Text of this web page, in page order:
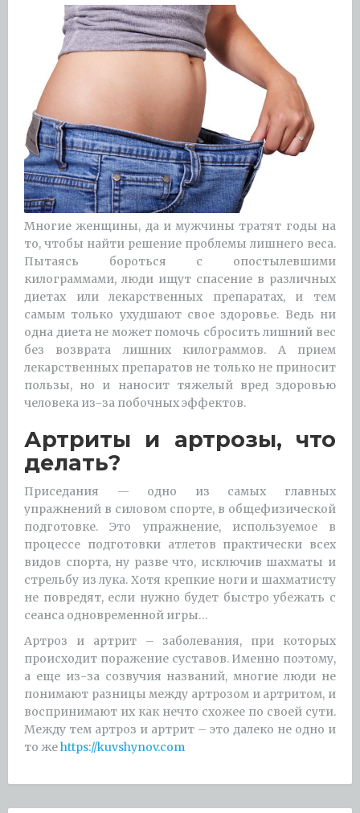
Многие женщины, да и мужчины тратят годы на
то, чтобы найти решение проблемы лишнего веса.
Пытаясь бороться с опостылевшими
килограммами, люди ищут спасение в различных
диетах или лекарственных препаратах, и тем
самым только ухудшают свое здоровье. Ведь ни
одна диета не может помочь сбросить лишний вес
без возврата лишних килограммов. А прием
лекарственных препаратов не только не приносит
пользы, но и наносит тяжелый вред здоровью
человека из-за побочных эффектов.
Артриты и артрозы, что
делать?
Приседания — одно из самых главных
упражнений в силовом спорте, в общефизической
подготовке. Это упражнение, используемое в
процессе подготовки атлетов практически всех
видов спорта, ну разве что, исключив шахматы и
стрельбу из лука. Хотя крепкие ноги и шахматисту
не повредят, если нужно будет быстро убежать с
сеанса одновременной игры…
Артроз и артрит – заболевания, при которых
происходит поражение суставов. Именно поэтому,
а еще из-за созвучия названий, многие люди не
понимают разницы между артрозом и артритом, и
воспринимают их как нечто схожее по своей сути.
Между тем артроз и артрит – это далеко не одно и
то жеhttps://kuvshynov.com